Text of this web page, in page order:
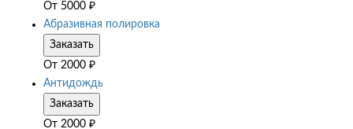
От 5000 ₽
Абразивная полировка
Заказать
От 2000 ₽
Антидождь
Заказать
От 2000 ₽